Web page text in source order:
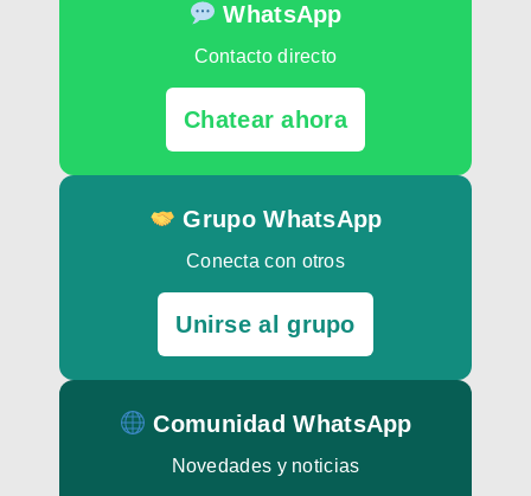
WhatsApp
Contacto directo
Chatear ahora
Grupo WhatsApp
Conecta con otros
Unirse al grupo
Comunidad WhatsApp
Novedades y noticias